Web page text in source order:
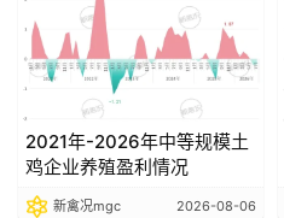
2021年-2026年中等规模土
鸡企业养殖盈利情况
新禽况mgc 2026-08-06